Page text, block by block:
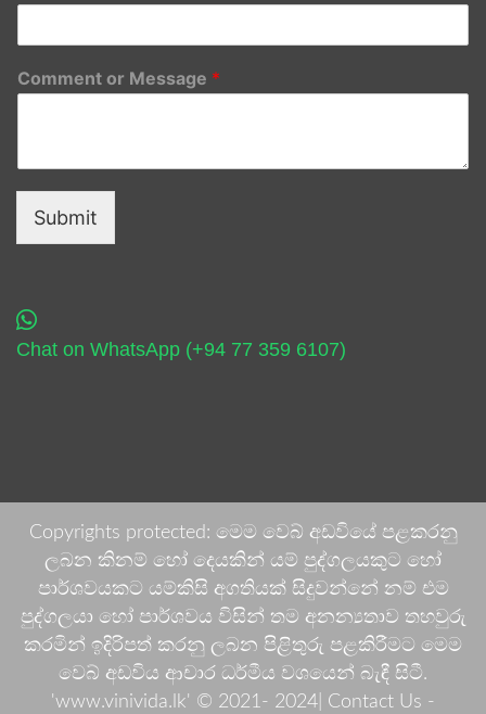
Comment or Message *
Submit
Chat on WhatsApp (+94 77 359 6107)
Copyrights protected: මෙම වෙබ් අඩවියේ පළකරනු
ලබන කිනම් හෝ දෙයකින් යම් පුද්ගලයකුට හෝ
පාර්ශවයකට යම්කිසි අගතියක් සිදුවන්නේ නම් එම
පුද්ගලයා හෝ පාර්ශවය විසින් තම අනන්‍යතාව තහවුරු
කරමින් ඉදිරිපත් කරනු ලබන පිළිතුරු පළකිරීමට මෙම
වෙබ් අඩවිය ආචාර ධර්මීය වශයෙන් බැඳී සිටී.
'www.vinivida.lk' © 2021- 2024| Contact Us -